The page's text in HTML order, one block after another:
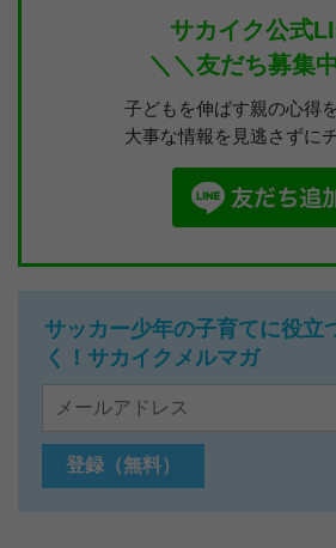
サカイク公式
＼＼友だち募集
子どもを伸ばす親の心得
大事な情報を見逃さずに
サッカー少年の子育てに役立
く！サカイクメルマガ